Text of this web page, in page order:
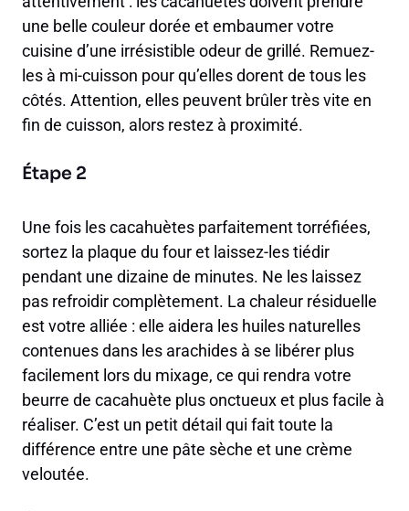
une belle couleur dorée et embaumer votre
cuisine d’une irrésistible odeur de grillé. Remuez-
les à mi-cuisson pour qu’elles dorent de tous les
côtés. Attention, elles peuvent brûler très vite en
fin de cuisson, alors restez à proximité.
Étape 2
Une fois les cacahuètes parfaitement torréfiées,
sortez la plaque du four et laissez-les tiédir
pendant une dizaine de minutes. Ne les laissez
pas refroidir complètement. La chaleur résiduelle
est votre alliée : elle aidera les huiles naturelles
contenues dans les arachides à se libérer plus
facilement lors du mixage, ce qui rendra votre
beurre de cacahuète plus onctueux et plus facile à
réaliser. C’est un petit détail qui fait toute la
différence entre une pâte sèche et une crème
veloutée.